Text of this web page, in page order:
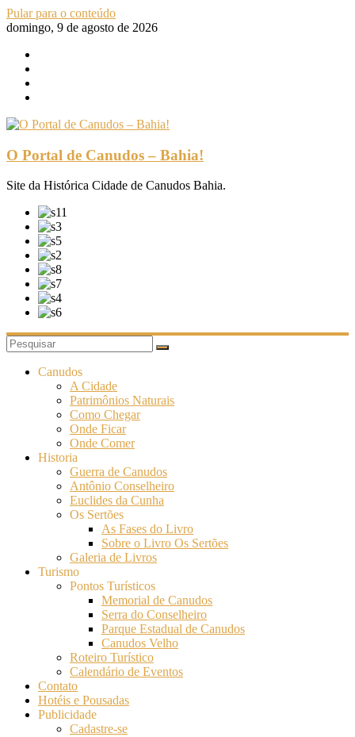
Pular para o conteúdo
domingo, 9 de agosto de 2026
O Portal de Canudos – Bahia!
Site da Histórica Cidade de Canudos Bahia.
Canudos
A Cidade
Patrimônios Naturais
Como Chegar
Onde Ficar
Onde Comer
Historia
Guerra de Canudos
Antônio Conselheiro
Euclides da Cunha
Os Sertões
As Fases do Livro
Sobre o Livro Os Sertões
Galeria de Livros
Turismo
Pontos Turísticos
Memorial de Canudos
Serra do Conselheiro
Parque Estadual de Canudos
Canudos Velho
Roteiro Turístico
Calendário de Eventos
Contato
Hotéis e Pousadas
Publicidade
Cadastre-se